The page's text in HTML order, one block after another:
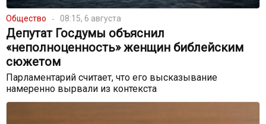
Общество 08:15, 6 августа
Депутат Госдумы объяснил
«неполноценность» женщин библейским
сюжетом
Парламентарий считает, что его высказывание
намеренно вырвали из контекста